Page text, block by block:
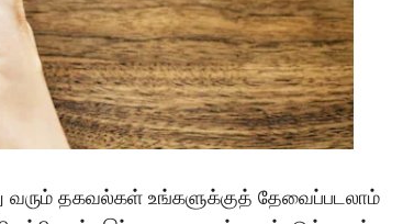
வரும் தகவல்கள் உங்களுக்குத் தேவைப்படலாம்